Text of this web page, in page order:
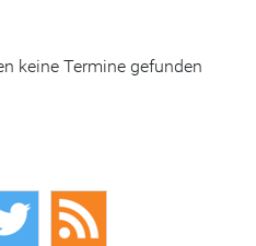
keine Termine gefunden